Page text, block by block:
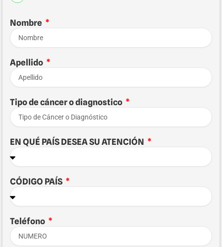
Nombre
Apellido
Tipo de cáncer o diagnostico
EN QUÉ PAÍS DESEA SU ATENCIÓN
CÓDIGO PAÍS
Teléfono